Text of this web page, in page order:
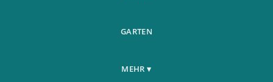
GARTEN
MEHR ▾
Nylon Verstellbar